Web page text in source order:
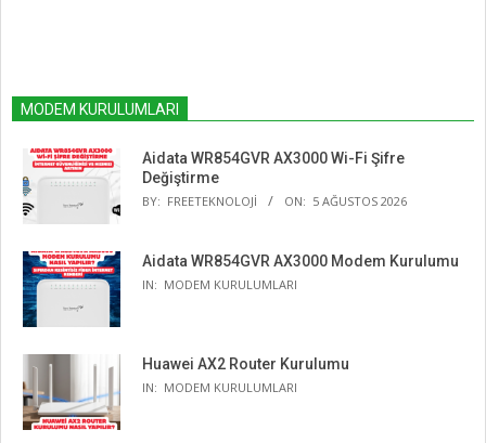
MODEM KURULUMLARI
Aidata WR854GVR AX3000 Wi-Fi Şifre
Değiştirme
BY: FREETEKNOLOJI ON: 5 AĞUSTOS 2026
Aidata WR854GVR AX3000 Modem Kurulumu
IN: MODEM KURULUMLARI
Huawei AX2 Router Kurulumu
IN: MODEM KURULUMLARI